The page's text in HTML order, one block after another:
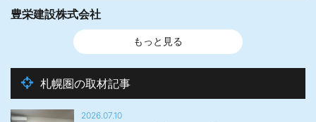
豊栄建設株式会社
もっと見る
札幌圏の取材記事
2026.07.10